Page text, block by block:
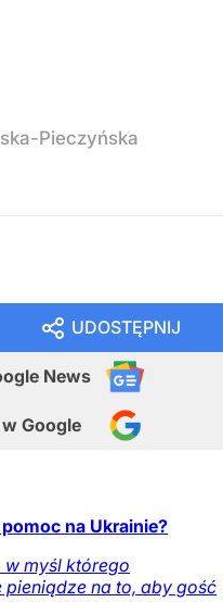
Pieczyńska
UDOSTĘPNIJ
News
w Google
na Ukrainie?
myśl którego
na to, aby gość